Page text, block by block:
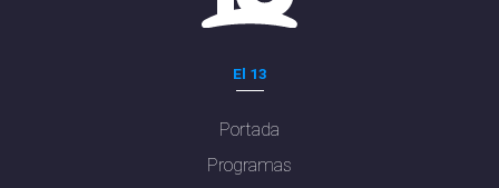
El 13
Portada
Programas